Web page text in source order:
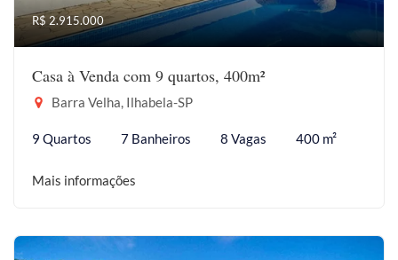
R$ 2.915.000
Casa à Venda com 9 quartos, 400m²
Barra Velha, Ilhabela-SP
9 Quartos 7 Banheiros 8 Vagas 400 m²
Mais informações